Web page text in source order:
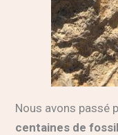
Nous avons passé
centaines de